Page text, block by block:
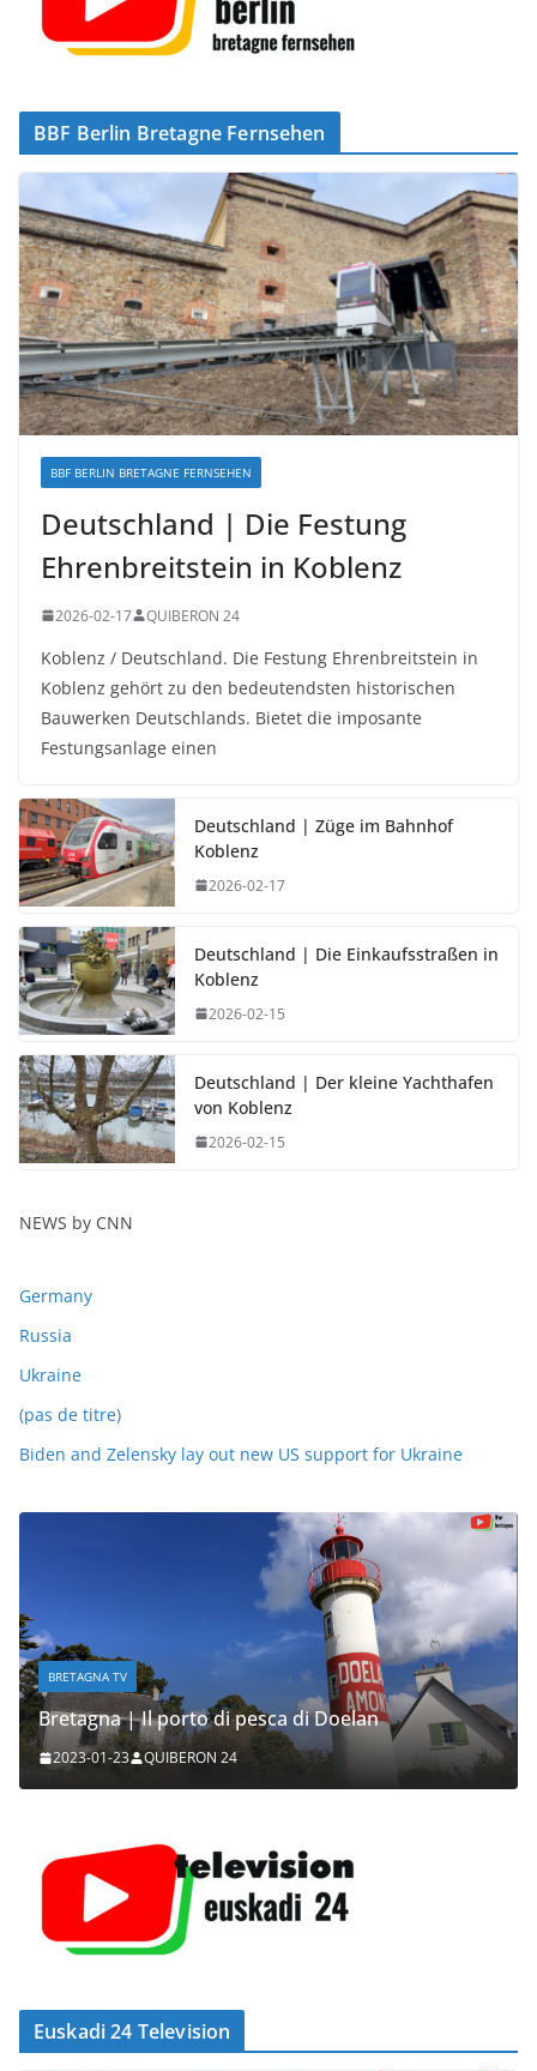
BBF Berlin Bretagne Fernsehen
BBF BERLIN BRETAGNE FERNSEHEN
Deutschland | Die Festung
Ehrenbreitstein in Koblenz
2026-02-17 QUIBERON 24
Koblenz / Deutschland. Die Festung Ehrenbreitstein in
Koblenz gehört zu den bedeutendsten historischen
Bauwerken Deutschlands. Bietet die imposante
Festungsanlage einen
Deutschland | Züge im Bahnhof
Koblenz
2026-02-17
Deutschland | Die Einkaufsstraßen in
Koblenz
2026-02-15
Deutschland | Der kleine Yachthafen
von Koblenz
2026-02-15
NEWS by CNN
Germany
Russia
Ukraine
(pas de titre)
Biden and Zelensky lay out new US support for Ukraine
BRETAGNA TV
Bretagna | Il porto di pesca di Doelan
2023-01-23 QUIBERON 24
Euskadi 24 Television